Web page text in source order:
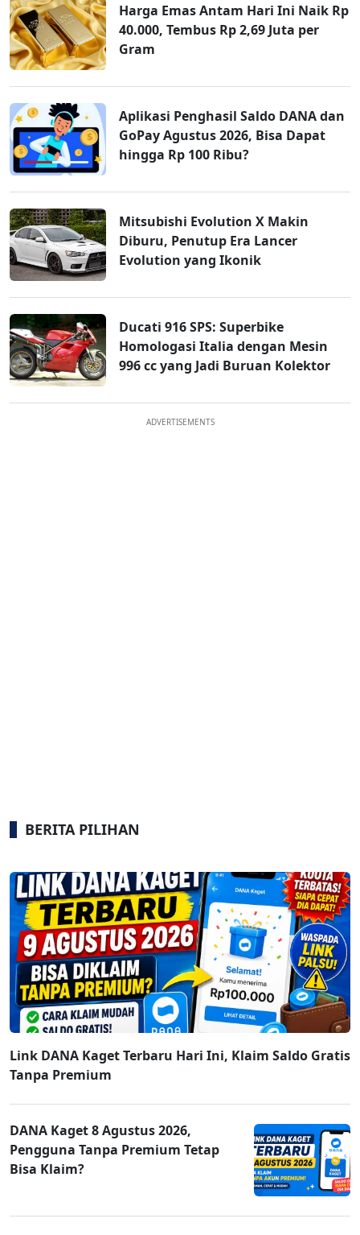
Harga Emas Antam Hari Ini Naik Rp
40.000, Tembus Rp 2,69 Juta per
Gram
Aplikasi Penghasil Saldo DANA dan
GoPay Agustus 2026, Bisa Dapat
hingga Rp 100 Ribu?
Mitsubishi Evolution X Makin
Diburu, Penutup Era Lancer
Evolution yang Ikonik
Ducati 916 SPS: Superbike
Homologasi Italia dengan Mesin
996 cc yang Jadi Buruan Kolektor
ADVERTISEMENTS
BERITA PILIHAN
Link DANA Kaget Terbaru Hari Ini, Klaim Saldo Gratis
Tanpa Premium
DANA Kaget 8 Agustus 2026,
Pengguna Tanpa Premium Tetap
Bisa Klaim?